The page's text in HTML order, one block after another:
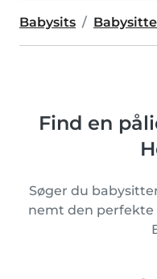
Babysits
Find en
Søger du
nemt den perfekte